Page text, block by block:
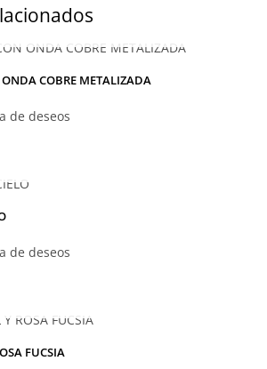
COBRE METALIZADA
de deseos
de deseos
FUCSIA